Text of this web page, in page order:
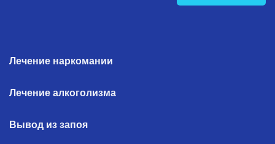
Лечение наркомании
Лечение алкоголизма
Вывод из запоя